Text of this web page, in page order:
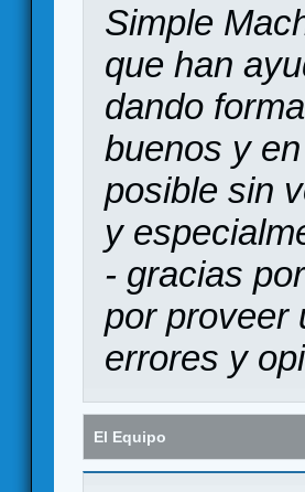
Simple
que han
dando
buenos y
posible sin
y
- gracias
por proveer
errores y
El Equipo